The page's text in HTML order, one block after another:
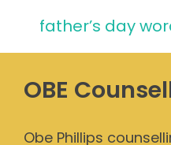
father’s day
OBE
Obe Phillips